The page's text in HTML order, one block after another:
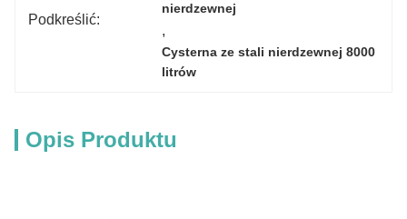
Podkreślić:
nierdzewnej
,
Cysterna ze stali nierdzewnej 8000
litrów
Opis Produktu